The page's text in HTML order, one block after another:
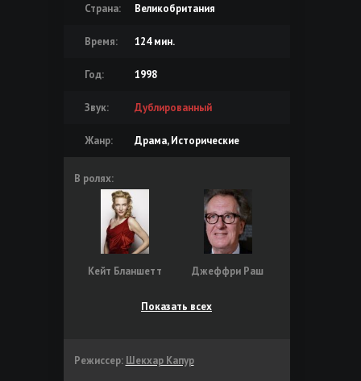
Страна: Великобритания
Время: 124 мин.
Год: 1998
Звук: Дублированный
Жанр: Драма, Исторические
В ролях:
Кейт Бланшетт Джеффри Раш
Показать всех
Режиссер: Шекхар Капур